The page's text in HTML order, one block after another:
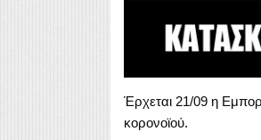
Έρχεται 21/09 η
κορονοϊού.